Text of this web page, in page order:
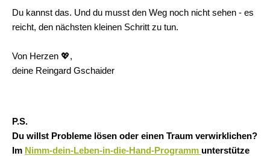
Du kannst das. Und du musst den Weg noch nicht sehen - es
reicht, den nächsten kleinen Schritt zu tun.
Von Herzen 💖,
deine Reingard Gschaider
P.S.
Du willst Probleme lösen oder einen Traum verwirklichen?
Im Nimm-dein-Leben-in-die-Hand-Programm unterstütze